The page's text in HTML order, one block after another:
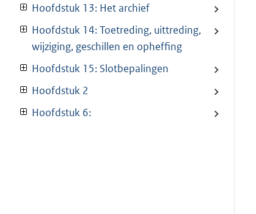
Hoofdstuk 13: Het archief
Hoofdstuk 14: Toetreding, uittreding,
wijziging, geschillen en opheffing
Hoofdstuk 15: Slotbepalingen
Hoofdstuk 2
Hoofdstuk 6: